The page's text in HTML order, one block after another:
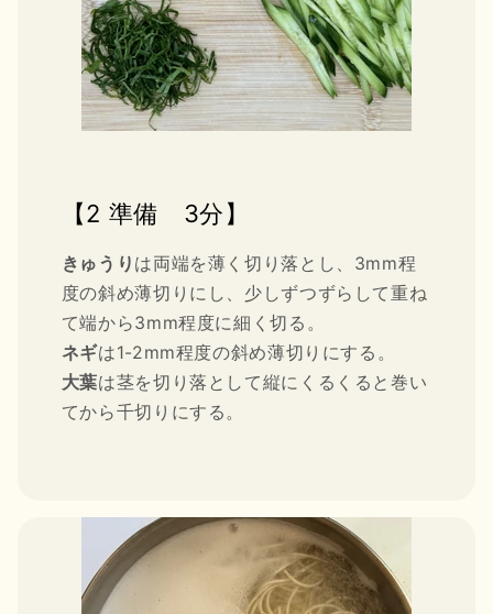
【2 準備 3分】
きゅうり は両端を薄く切り落とし、3mm程
度の斜め薄切りにし、少しずつずらして重ね
て端から3mm程度に細く切る。
ネギは1-2mm程度の斜め薄切りにする。
大葉は茎を切り落として縦にくるくると巻い
てから千切りにする。